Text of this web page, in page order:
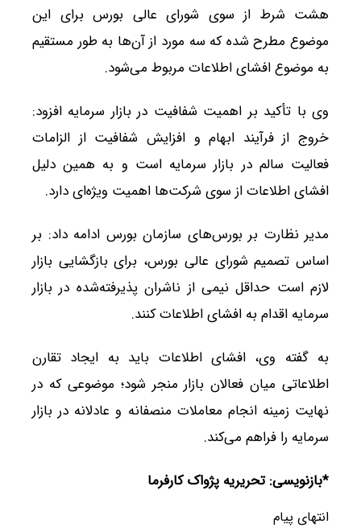
هشت شرط از سوی شورای عالی بورس برای این
موضوع مطرح شده که سه مورد از آن‌ها به طور مستقیم
به موضوع افشای اطلاعات مربوط می‌شود.
وی با تأکید بر اهمیت شفافیت در بازار سرمایه افزود:
خروج از فرآیند ابهام و افزایش شفافیت از الزامات
فعالیت سالم در بازار سرمایه است و به همین دلیل
افشای اطلاعات از سوی شرکت‌ها اهمیت ویژه‌ای دارد.
مدیر نظارت بر بورس‌های سازمان بورس ادامه داد: بر
اساس تصمیم شورای عالی بورس، برای بازگشایی بازار
لازم است حداقل نیمی از ناشران پذیرفته‌شده در بازار
سرمایه اقدام به افشای اطلاعات کنند.
به گفته وی، افشای اطلاعات باید به ایجاد تقارن
اطلاعاتی میان فعالان بازار منجر شود؛ موضوعی که در
نهایت زمینه انجام معاملات منصفانه و عادلانه در بازار
سرمایه را فراهم می‌کند.
*بازنویسی: تحریریه پژواک کارفرما
انتهای پیام